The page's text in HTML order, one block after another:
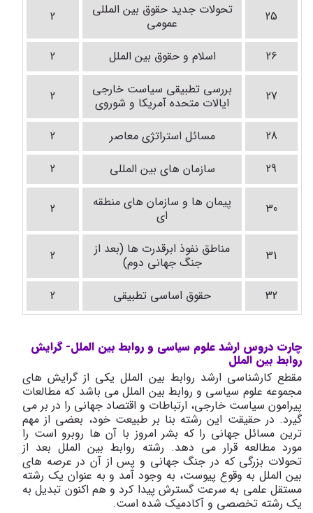
25
تحولات جدید حقوق بین المللی
عمومی
2
26 اسلام و حقوق بین الملل 2
27
بررسی تطبیقی سیاست خارجی
ایالات متحده آمریکا و شوروی
2
28 مسائل استراتژی معاصر
2
29
سازمان های بین المللی 2
30
پیمان ها و سازمان های منطقه
ای
2
31
مناطق نفوذ ابرقدرت ها (بعد از
جنگ جهانی دوم)
2
32 حقوق اساسی تطبیقی 2
چارت دروس ارشد علوم سیاسی و روابط بین الملل- گرایش
روابط بین الملل
مقطع کارشناسی ارشد روابط بین الملل یکی از گرایش های
مجموعه علوم سیاسی و روابط بین الملل می باشد که مطالعات
پیرامون سیاست خارجی، ارتباطات و اقتصاد جهانی را در بر می
گیرد. در حقیقت این رشته بنا بر طبیعت خود، بعضی از مهم
ترین مسائل جهانی را که بشر امروز با آن ها روبرو است را
مورد مطالعه قرار می دهد. رشته روابط بین الملل بعد از
تحولات بزرگی که در جنگ جهانی و پس از آن در عرصه های
بین الملل به وقوع پیوست، به وجود آمد و به عنوان یک رشته
مستقل علمی به سرعت گسترش پیدا کرد و هم اکنون تبدیل به
یک رشته تخصصی و آکادمیک شده است.